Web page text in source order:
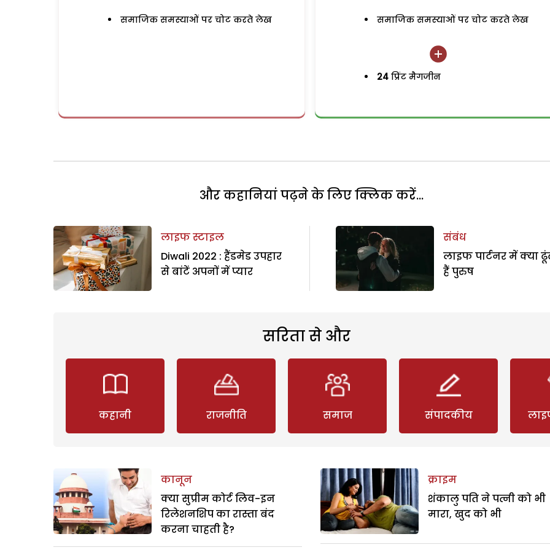
समाजिक समस्याओं पर चोट करते लेख समाजिक समस्याओं पर चोट करते लेख
24 प्रिंट मैगजीन
और कहानियां पढ़ने के लिए क्लिक करें...
लाइफ स्टाइल
Diwali 2022 : हैंडमेड उपहार
से बांटें अपनों में प्यार
संबंध
लाइफ पार्टनर में क्या
हैं पुरुष
सरिता से और
कहानी राजनीति समाज संपादकीय
कानून
क्या सुप्रीम कोर्ट लिव-इन
रिलेशनशिप का रास्ता बंद
करना चाहती है?
क्राइम
शंकालु पति ने पत्नी को भी
मारा, खुद को भी